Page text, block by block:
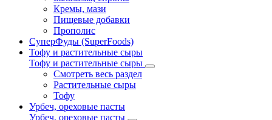
Кремы, мази
Пищевые добавки
Прополис
СуперФуды (SuperFoods)
Тофу и растительные сыры
Тофу и растительные сыры
Смотреть весь раздел
Растительные сыры
Тофу
Урбеч, ореховые пасты
Урбеч, ореховые пасты